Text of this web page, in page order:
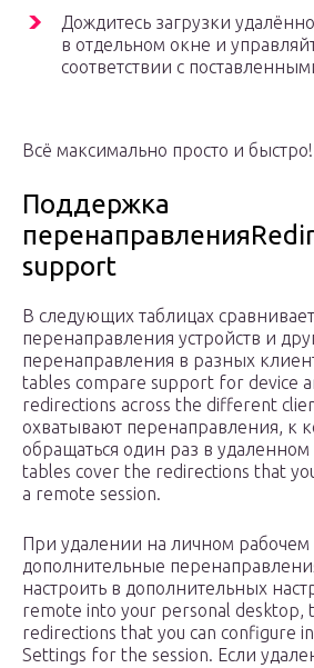
Дождитесь загрузки
в отдельном окне и
соответствии с
Всё максимально просто и быстро!
Поддержка
support
В следующих таблицах
перенаправления устройств и
перенаправления в разных
tables compare support for device
redirections across the different
охватывают перенаправления, к
обращаться один раз в удаленном
tables cover the redirections that
a remote session.
При удалении на личном рабочем
дополнительные
настроить в дополнительных
remote into your personal desktop,
redirections that you can configure
Settings for the session. Если